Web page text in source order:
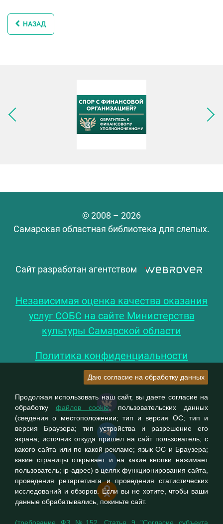
НАЗАД
Следующее изображение
© 2008 – 2026
Самарская областная библиотека для слепых.
Сайт разработан агентством
Независимая оценка качества оказания
услуг СОБС на сайте Министерства
культуры Самарской области
Политика конфиденциальности
Даю согласие на обработку данных
Продолжая использовать наш сайт, вы даете согласие на
обработку файлов cookie, пользовательских данных
(сведения о местоположении; тип и версия ОС; тип и
версия Браузера; тип устройства и разрешение его
экрана; источник откуда пришел на сайт пользователь; с
какого сайта или по какой рекламе; язык ОС и Браузера;
какие страницы открывает и на какие кнопки нажимает
пользователь; ip-адрес) в целях функционирования сайта,
проведения ретаргетинга и проведения статистических
исследований и обзоров. Если вы не хотите, чтобы ваши
данные обрабатывались, покиньте сайт.
(требование ФЗ №152. Статья 9 "Согласие субъекта